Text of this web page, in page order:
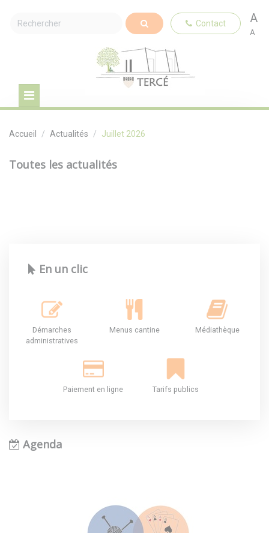
Contact A
A
Accueil Actualités Juillet 2026
Toutes les actualités
En un clic
Démarches
administratives
Menus cantine Médiathèque
Paiement en ligne Tarifs publics
Agenda